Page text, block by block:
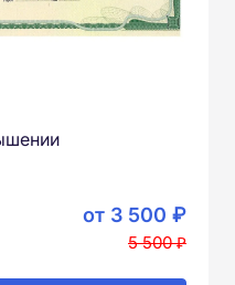
от 3 500 ₽
5 500 ₽